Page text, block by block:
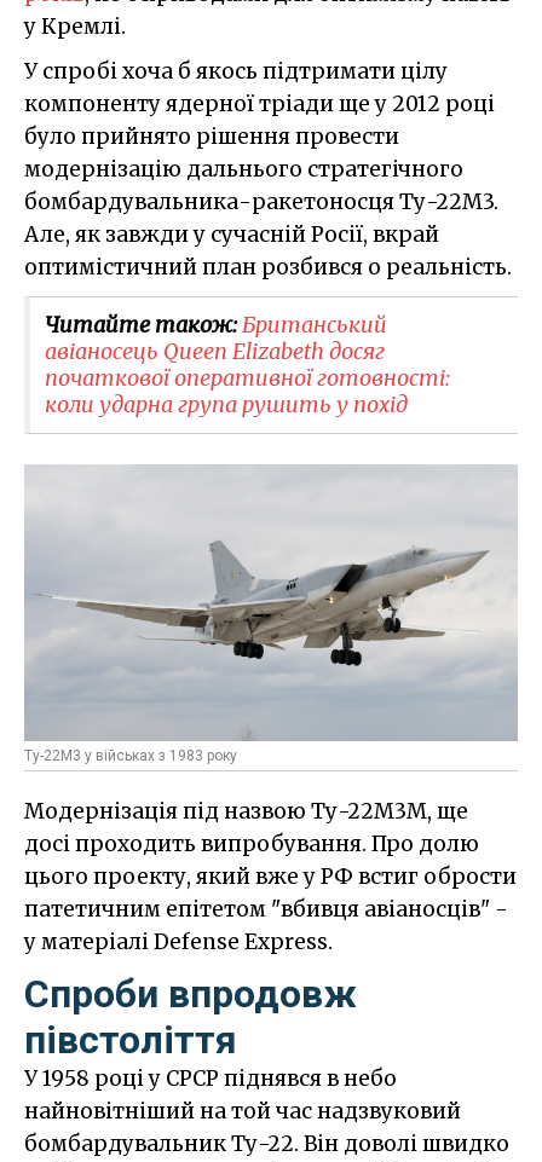
у Кремлі.
У спробі хоча б якось підтримати цілу
компоненту ядерної тріади ще у 2012 році
було прийнято рішення провести
модернізацію дальнього стратегічного
бомбардувальника-ракетоносця Ту-22М3.
Але, як завжди у сучасній Росії, вкрай
оптимістичний план розбився о реальність.
Читайте також:Британський
авіаносець Queen Elizabeth досяг
початкової оперативної готовності:
коли ударна група рушить у похід
Ту-22М3 у військах з 1983 року
Модернізація під назвою Ту-22М3М, ще
досі проходить випробування. Про долю
цього проекту, який вже у РФ встиг обрости
патетичним епітетом "вбивця авіаносців" -
у матеріалі Defense Express.
Спроби впродовж
півстоліття
У 1958 році у СРСР піднявся в небо
найновітніший на той час надзвуковий
бомбардувальник Ту-22. Він доволі швидко